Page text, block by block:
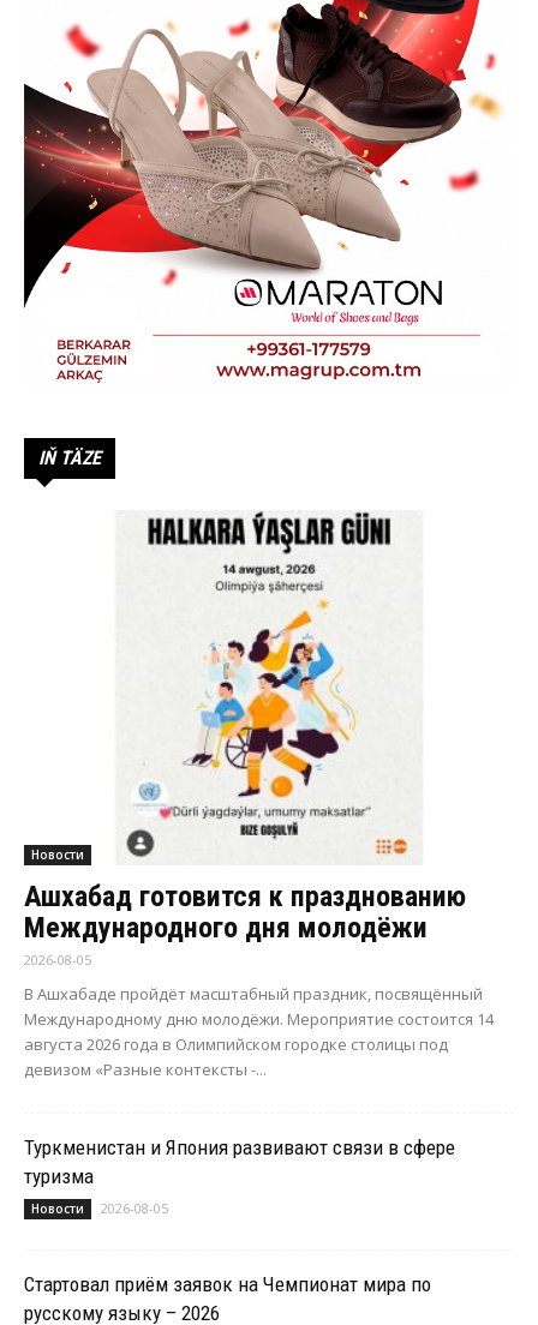
IŇ TÄZE
Новости
Ашхабад готовится к празднованию
Международного дня молодёжи
2026-08-05
В Ашхабаде пройдёт масштабный праздник, посвящённый
Международному дню молодёжи. Мероприятие состоится 14
августа 2026 года в Олимпийском городке столицы под
девизом «Разные контексты -...
Туркменистан и Япония развивают связи в сфере
туризма
Новости 2026-08-05
Стартовал приём заявок на Чемпионат мира по
русскому языку – 2026